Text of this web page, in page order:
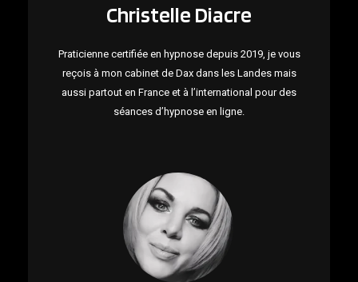
Christelle Diacre
Praticienne certifiée en hypnose depuis 2019, je vous
reçois à mon cabinet de Dax dans les Landes mais
aussi partout en France et à l’international pour des
séances d’hypnose en ligne.